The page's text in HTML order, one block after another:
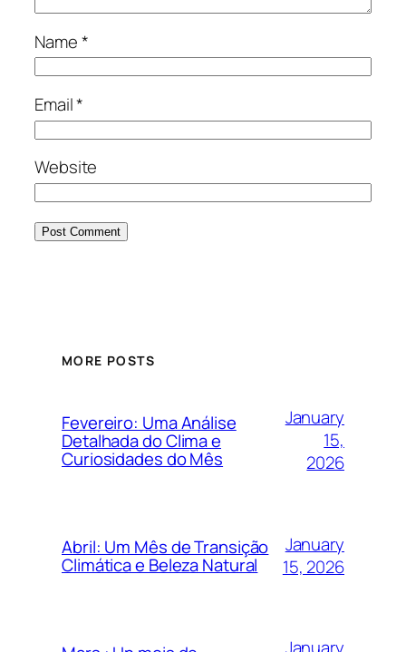
Name*
Email*
Website
MORE POSTS
Fevereiro: Uma Análise
Detalhada do Clima e
Curiosidades do Mês
January
15,
2026
Abril: Um Mês de Transição
Climática e Beleza Natural
January
15, 2026